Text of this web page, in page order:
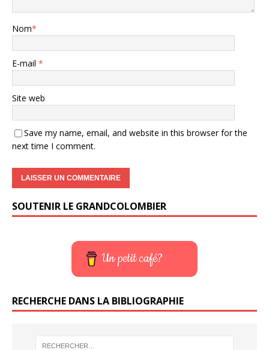
Nom*
E-mail *
Site web
Save my name, email, and website in this browser for the
next time I comment.
SOUTENIR LE GRANDCOLOMBIER
Un petit café?
RECHERCHE DANS LA BIBLIOGRAPHIE